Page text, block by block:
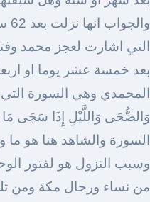
التي اشارت لعجز محمد
بعد خمسة عشر يوما او
المحمدي وهي السورة
وَالضُّحَى وَاللَّيْلِ إِذَا سَجَى
السورة والشاهد هنا هو
وسبب النزول هو لفتور
من نساء ورجال مكة ومن